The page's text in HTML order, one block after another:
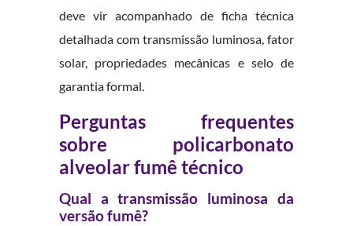
deve vir acompanhado de ficha técnica
detalhada com transmissão luminosa, fator
solar, propriedades mecânicas e selo de
garantia formal.
Perguntas frequentes
sobre policarbonato
alveolar fumê técnico
Qual a transmissão luminosa da
versão fumê?